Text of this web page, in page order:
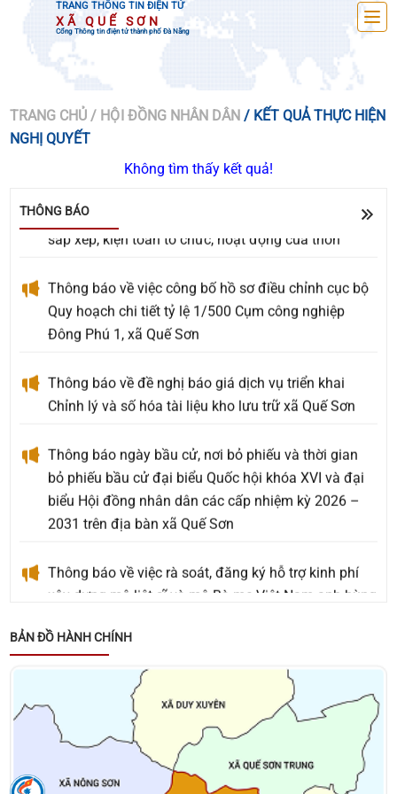
TRANG THÔNG TIN ĐIỆN TỬ
XÃ QUẾ SƠN
Cổng Thông tin điện tử thành phố Đà Nẵng
TRANG CHỦ / HỘI ĐỒNG NHÂN DÂN / KẾT QUẢ THỰC HIỆN
NGHỊ QUYẾT
Không tìm thấy kết quả!
THÔNG BÁO
Về việc đề nghị báo giá Gói thầu: Cải tiến, nâng cấp
các tính năng trên trang OA Zalo của xã Quế Sơn
UBND xã Quế Sơn tổ chức lấy ý kiến Nhân dân về
sắp xếp, kiện toàn tổ chức, hoạt động của thôn
Thông báo về việc công bố hồ sơ điều chỉnh cục bộ
Quy hoạch chi tiết tỷ lệ 1/500 Cụm công nghiệp
Đông Phú 1, xã Quế Sơn
Thông báo về đề nghị báo giá dịch vụ triển khai
Chỉnh lý và số hóa tài liệu kho lưu trữ xã Quế Sơn
Thông báo ngày bầu cử, nơi bỏ phiếu và thời gian
bỏ phiếu bầu cử đại biểu Quốc hội khóa XVI và đại
biểu Hội đồng nhân dân các cấp nhiệm kỳ 2026 –
2031 trên địa bàn xã Quế Sơn
Thông báo về việc rà soát, đăng ký hỗ trợ kinh phí
xây dựng mộ liệt sĩ và mộ Bà mẹ Việt Nam anh hùng
chưa được phê duyệt hỗ trợ kinh phí
Thông báo về việc tặng quà cho người có công với
cách mạng, thân nhân người có công với cách
mạng, đối tượng bảo trợ xã hội và đối tượng đặc thù
nhân dịp tết Nguyên đán Bính Ngọ năm 2026
BẢN ĐỒ HÀNH CHÍNH